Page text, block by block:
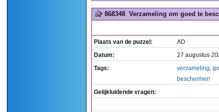
868348 Verzameling om goed te
Plaats van de puzzel:
AD
Datum:
27 augustus
Tags:
verzameling,
beschermen
Gelijkluidende vragen: